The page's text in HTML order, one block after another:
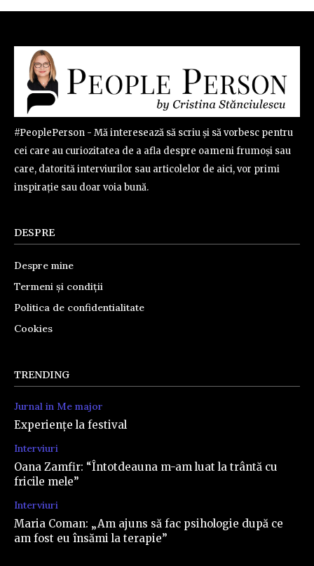
#PeoplePerson - Mă interesează să scriu și să vorbesc pentru
cei care au curiozitatea de a afla despre oameni frumoși sau
care, datorită interviurilor sau articolelor de aici, vor primi
inspirație sau doar voia bună.
DESPRE
Despre mine
Termeni și condiții
Politica de confidentialitate
Cookies
TRENDING
Jurnal in Me major
Experiențe la festival
Interviuri
Oana Zamfir: “Întotdeauna m-am luat la trântă cu
fricile mele”
Interviuri
Maria Coman: „Am ajuns să fac psihologie după ce
am fost eu însămi la terapie”